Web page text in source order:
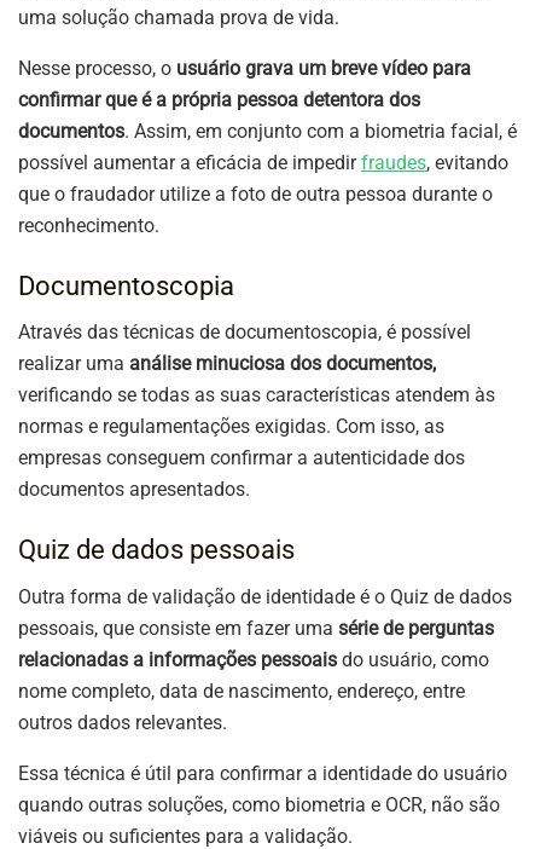
uma solução chamada prova de vida.
Nesse processo, o usuário grava um breve vídeo para
confirmar que é a própria pessoa detentora dos
documentos. Assim, em conjunto com a biometria facial, é
possível aumentar a eficácia de impedirfraudes, evitando
que o fraudador utilize a foto de outra pessoa durante o
reconhecimento.
Documentoscopia
Através das técnicas de documentoscopia, é possível
realizar uma análise minuciosa dos documentos,
verificando se todas as suas características atendem às
normas e regulamentações exigidas. Com isso, as
empresas conseguem confirmar a autenticidade dos
documentos apresentados.
Quiz de dados pessoais
Outra forma de validação de identidade é o Quiz de dados
pessoais, que consiste em fazer uma série de perguntas
relacionadas a informações pessoais do usuário, como
nome completo, data de nascimento, endereço, entre
outros dados relevantes.
Essa técnica é útil para confirmar a identidade do usuário
quando outras soluções, como biometria e OCR, não são
viáveis ou suficientes para a validação.